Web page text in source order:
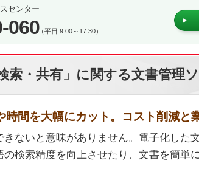
センター
060（平日 9:00～17:30）
索・共有」に関する文書管理
時間を大幅にカット。コスト削減と
きないと意味がありません。電子化した
検索精度を向上させたり、文書を簡単